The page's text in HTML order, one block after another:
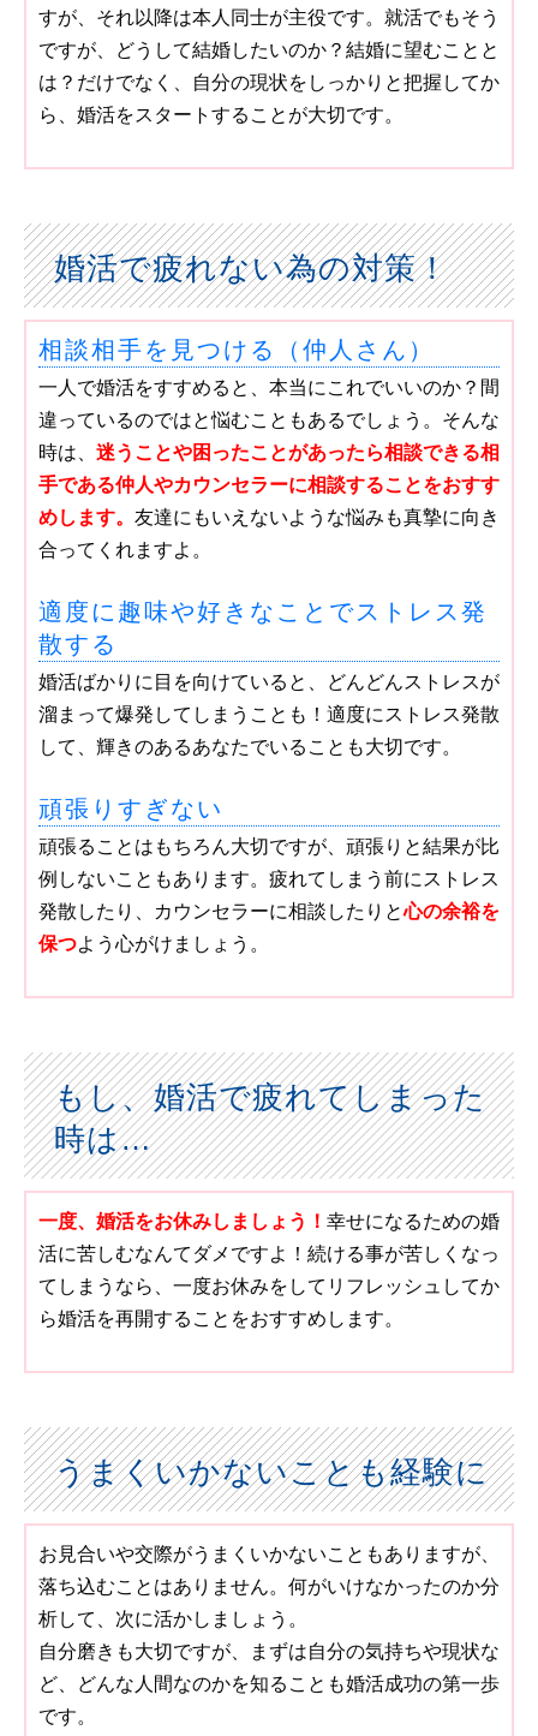
すが、それ以降は本人同士が主役です。就活でもそう
ですが、どうして結婚したいのか？結婚に望むことと
は？だけでなく、自分の現状をしっかりと把握してか
ら、婚活をスタートすることが大切です。
婚活で疲れない為の対策！
相談相手を見つける（仲人さん）
一人で婚活をすすめると、本当にこれでいいのか？間
違っているのではと悩むこともあるでしょう。そんな
時は、 迷うことや困ったことがあったら相談できる相
手である仲人やカウンセラーに相談することをおすす
めします。 友達にもいえないような悩みも真摯に向き
合ってくれますよ。
適度に趣味や好きなことでストレス発
散する
婚活ばかりに目を向けていると、どんどんストレスが
溜まって爆発してしまうことも！適度にストレス発散
して、輝きのあるあなたでいることも大切です。
頑張りすぎない
頑張ることはもちろん大切ですが、頑張りと結果が比
例しないこともあります。疲れてしまう前にストレス
発散したり、カウンセラーに相談したりと心の余裕を
保つよう心がけましょう。
もし、婚活で疲れてしまった
時は…
一度、婚活をお休みしましょう！ 幸せになるための婚
活に苦しむなんてダメですよ！続ける事が苦しくなっ
てしまうなら、一度お休みをしてリフレッシュしてか
ら婚活を再開することをおすすめします。
うまくいかないことも経験に
お見合いや交際がうまくいかないこともありますが、
落ち込むことはありません。何がいけなかったのか分
析して、次に活かしましょう。
自分磨きも大切ですが、まずは自分の気持ちや現状な
ど、どんな人間なのかを知ることも婚活成功の第一歩
です。